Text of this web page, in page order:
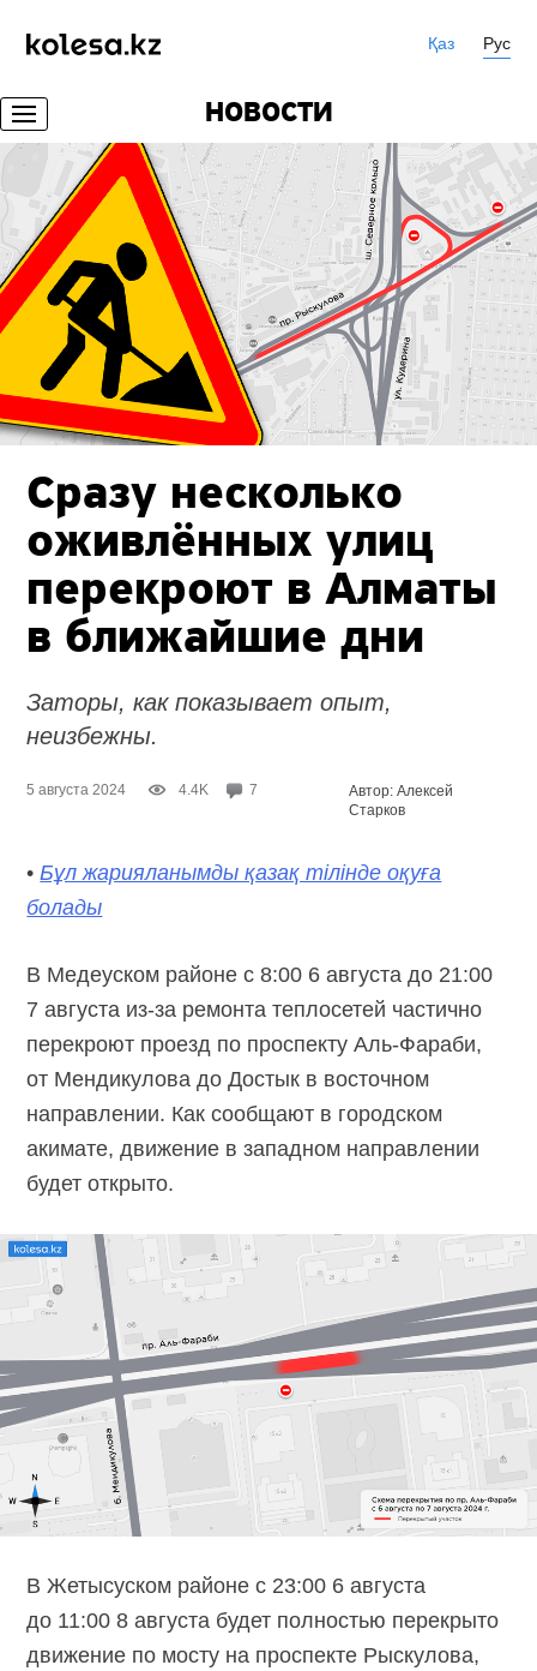
Қаз Рус
НОВОСТИ
Сразу несколько
оживлённых улиц
перекроют в Алматы
в ближайшие дни
Заторы, как показывает опыт,
неизбежны.
5 августа 2024 4.4K 7
Автор: Алексей
Старков
•Бұл жарияланымды қазақ тілінде оқуға
болады
В Медеуском районе с 8:00 6 августа до 21:00
7 августа из-за ремонта теплосетей частично
перекроют проезд по проспектуАль-Фараби,
от Мендикулова до Достык в восточном
направлении. Как сообщают в городском
акимате, движение в западном направлении
будет открыто.
В Жетысуском районе с 23:00 6 августа
до 11:00 8 августа будет полностью перекрыто
движение по мосту на проспекте Рыскулова,